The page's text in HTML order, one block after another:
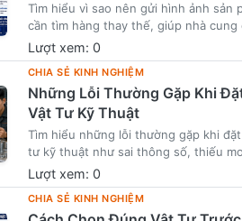
Tìm hiểu vì sao nên gửi hình ảnh sản
cần tìm hàng thay thế, giúp nhà cung
định đúng mẫu, đúng thông số, đúng
và hạn chế mua nhầm vật tư kỹ thuật.
Lượt xem: 0
CHIA SẺ KINH NGHIỆM
Những Lỗi Thường Gặp Khi
Vật Tư Kỹ Thuật
Tìm hiểu những lỗi thường gặp khi
tư kỹ thuật như sai thông số, thiếu
nhầm quy cách, chọn sai vật liệu, chỉ
giá rẻ và cách hạn chế rủi ro khi mua
Lượt xem: 0
CHIA SẺ KINH NGHIỆM